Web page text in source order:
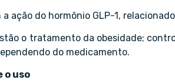
ação do hormônio GLP-1,
o tratamento da obesidade;
do medicamento.
o uso